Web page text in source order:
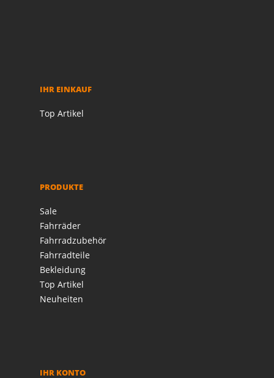
IHR EINKAUF
Top Artikel
PRODUKTE
Sale
Fahrräder
Fahrradzubehör
Fahrradteile
Bekleidung
Top Artikel
Neuheiten
IHR KONTO